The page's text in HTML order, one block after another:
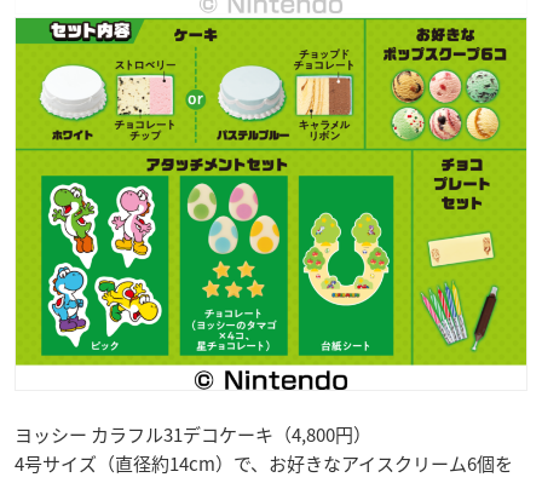
ヨッシー カラフル31デコケーキ（4,800円）
4号サイズ（直径約14cm）で、お好きなアイスクリーム6個を